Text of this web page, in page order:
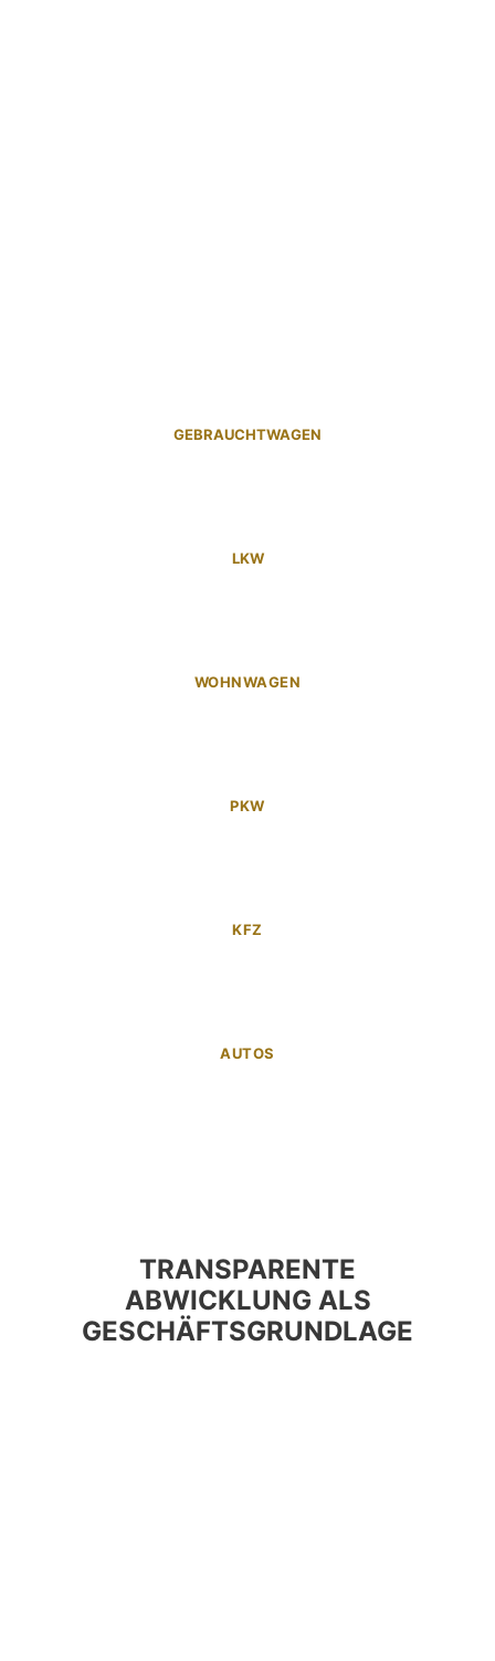
GEBRAUCHTWAGEN
LKW
WOHNWAGEN
PKW
KFZ
AUTOS
TRANSPARENTE
ABWICKLUNG ALS
GESCHÄFTSGRUNDLAGE